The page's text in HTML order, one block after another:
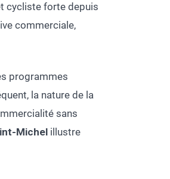
cycliste forte depuis
commerciale,
programmes
la nature de la
sans
Michel illustre